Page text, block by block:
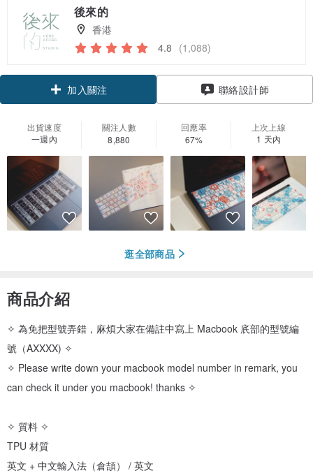
後來的
香港
4.8 (1,088)
加入關注 聯絡設計師
出貨速度
一週內
關注人數
8,880
回應率
67%
上次上線
1 天內
逛全部商品
商品介紹
✧ 為免把型號弄錯，麻煩大家在備註中寫上 Macbook 㡳部的型號編
號（AXXXX) ✧
✧ Please write down your macbook model number in remark, you
can check it under you macbook! thanks ✧
✧ 質料 ✧
TPU 材質
英文 + 中文輸入法（倉頡） / 英文